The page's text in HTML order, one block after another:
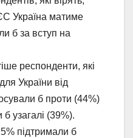
Україна матиме
б за вступ на
респонденти, які
України від
б проти (44%)
узагалі (39%).
підтримали б